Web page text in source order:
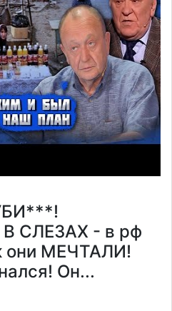
В СЛЕЗАХ - в рф
они МЕЧТАЛИ!
Он...